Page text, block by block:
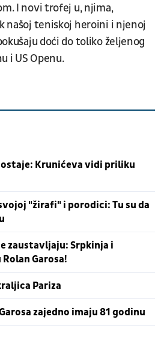
I novi trofej u, njima,
našoj teniskoj heroini i njenoj
doći do toliko željenog
i US Openu.
Krunićeva vidi priliku
"žirafi" i porodici: Tu su da
zaustavljaju: Srpkinja i
Garosa!
Pariza
zajedno imaju 81 godinu